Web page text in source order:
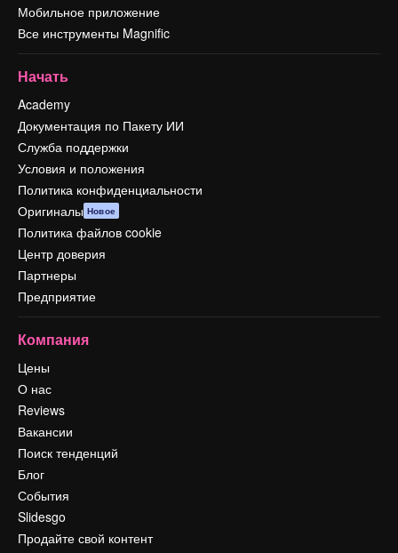
Мобильное приложение
Все инструменты Magnific
Начать
Academy
Документация по Пакету ИИ
Служба поддержки
Условия и положения
Политика конфиденциальности
Оригиналы Новое
Политика файлов cookie
Центр доверия
Партнеры
Предприятие
Компания
Цены
О нас
Reviews
Вакансии
Поиск тенденций
Блог
События
Slidesgo
Продайте свой контент